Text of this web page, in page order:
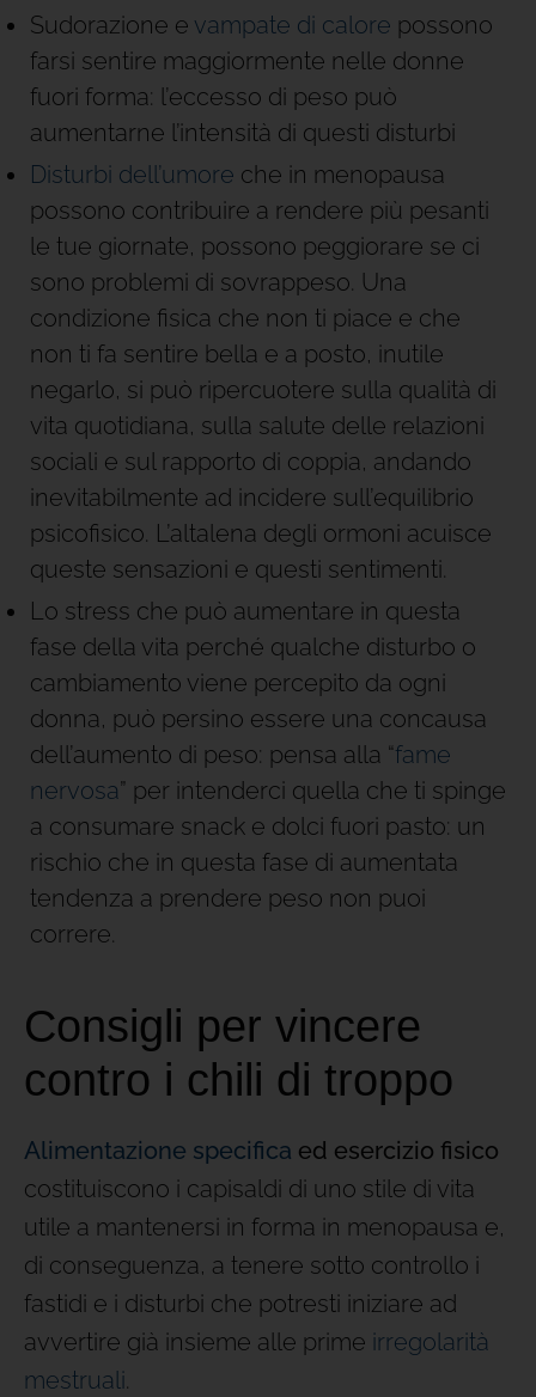
Sudorazione e vampate di calore possono
farsi sentire maggiormente nelle donne
fuori forma: l’eccesso di peso può
aumentarne l’intensità di questi disturbi
Disturbi dell’umore che in menopausa
possono contribuire a rendere più pesanti
le tue giornate, possono peggiorare se ci
sono problemi di sovrappeso. Una
condizione fisica che non ti piace e che
non ti fa sentire bella e a posto, inutile
negarlo, si può ripercuotere sulla qualità di
vita quotidiana, sulla salute delle relazioni
sociali e sul rapporto di coppia, andando
inevitabilmente ad incidere sull’equilibrio
psicofisico. L’altalena degli ormoni acuisce
queste sensazioni e questi sentimenti.
Lo stress che può aumentare in questa
fase della vita perché qualche disturbo o
cambiamento viene percepito da ogni
donna, può persino essere una concausa
dell’aumento di peso: pensa alla “fame
nervosa” per intenderci quella che ti spinge
a consumare snack e dolci fuori pasto: un
rischio che in questa fase di aumentata
tendenza a prendere peso non puoi
correre.
Consigli per vincere
contro i chili di troppo
Alimentazione specifica ed esercizio fisico
costituiscono i capisaldi di uno stile di vita
utile a mantenersi in forma in menopausa e,
di conseguenza, a tenere sotto controllo i
fastidi e i disturbi che potresti iniziare ad
avvertire già insieme alle prime irregolarità
mestruali.